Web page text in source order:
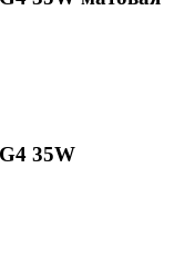
35W